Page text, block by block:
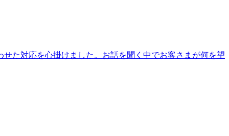
た対応を心掛けました。お話を聞く中でお客さまが何を望